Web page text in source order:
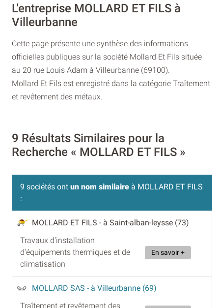
L'entreprise MOLLARD ET FILS à
Villeurbanne
Cette page présente une synthèse des informations
officielles publiques sur la société Mollard Et Fils située
au 20 rue Louis Adam à Villeurbanne (69100).
Mollard Et Fils est enregistré dans la catégorie Traîtement
et revêtement des métaux.
9 Résultats Similaires pour la
Recherche « MOLLARD ET FILS »
9 sociétés ont un nom similaire à MOLLARD ET FILS
:
MOLLARD ET FILS - à Saint-alban-leysse (73)
Travaux d'installation
d'équipements thermiques et de
climatisation
En savoir +
MOLLARD SAS - à Villeurbanne (69)
Traîtement et revêtement des